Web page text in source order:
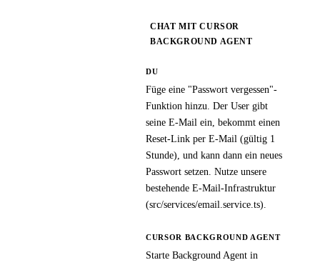
CHAT MIT CURSOR
BACKGROUND AGENT
DU
Füge eine "Passwort vergessen"-
Funktion hinzu. Der User gibt
seine E-Mail ein, bekommt einen
Reset-Link per E-Mail (gültig 1
Stunde), und kann dann ein neues
Passwort setzen. Nutze unsere
bestehende E-Mail-Infrastruktur
(src/services/email.service.ts).
CURSOR BACKGROUND AGENT
Starte Background Agent in